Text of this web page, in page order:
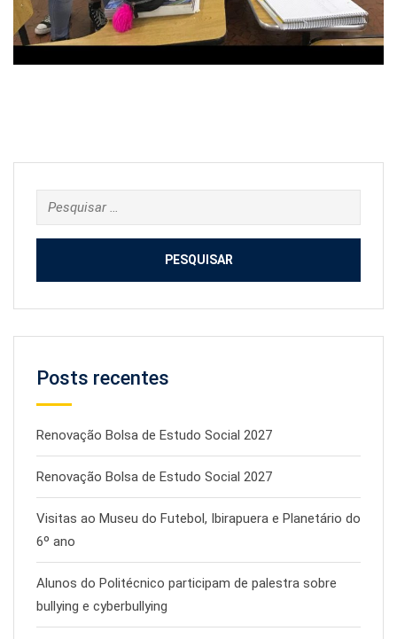
Pesquisar
por:
Posts recentes
Renovação Bolsa de Estudo Social 2027
Renovação Bolsa de Estudo Social 2027
Visitas ao Museu do Futebol, Ibirapuera e Planetário do
6º ano
Alunos do Politécnico participam de palestra sobre
bullying e cyberbullying